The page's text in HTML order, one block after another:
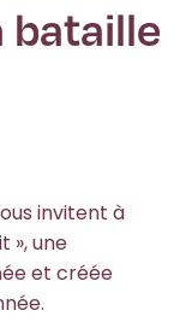
bataille
invitent à
», une
et créée